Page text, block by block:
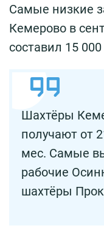
Самые низкие
Кемерово в
составил 15
Шахтёры
получают от
мес. Самые
рабочие
шахтёры